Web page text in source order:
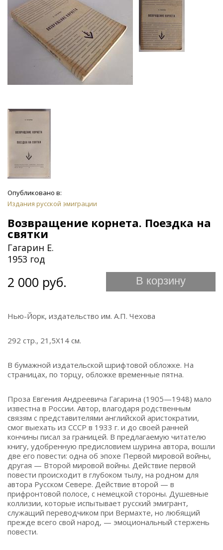
Опубликовано в:
Издания русской эмиграции
Возвращение корнета. Поездка на
святки
Гагарин Е.
1953 год
2 000 руб. В корзину
Нью-Йорк, издательство им. А.П. Чехова
292 стр., 21,5Х14 см.
В бумажной издательской шрифтовой обложке. На
страницах, по торцу, обложке временные пятна.
Проза Евгения Андреевича Гагарина (1905—1948) мало
известна в России. Автор, влагодаря родственным
связям с представителями английской аристократии,
смог выехать из СССР в 1933 г. и до своей ранней
кончины писал за границей. В предлагаемую читателю
книгу, удобренную предисловием шурина автора, вошли
две его повести: одна об эпохе Первой мировой войны,
другая — Второй мировой войны. Действие первой
повести происходит в глубоком тылу, на родном для
автора Русском Севере. Действие второй — в
прифронтовой полосе, с немецкой стороны. Душевные
коллизии, которые испытывает русский эмигрант,
служащий переводчиком при Вермахте, но любящий
прежде всего свой народ, — эмоциональный стержень
повести.